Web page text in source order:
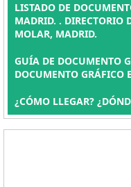
LISTADO DE
MADRID. . DIRECTORIO
MOLAR, MADRID.
GUÍA DE DOCUMENTO
DOCUMENTO GRÁFICO
¿CÓMO LLEGAR?